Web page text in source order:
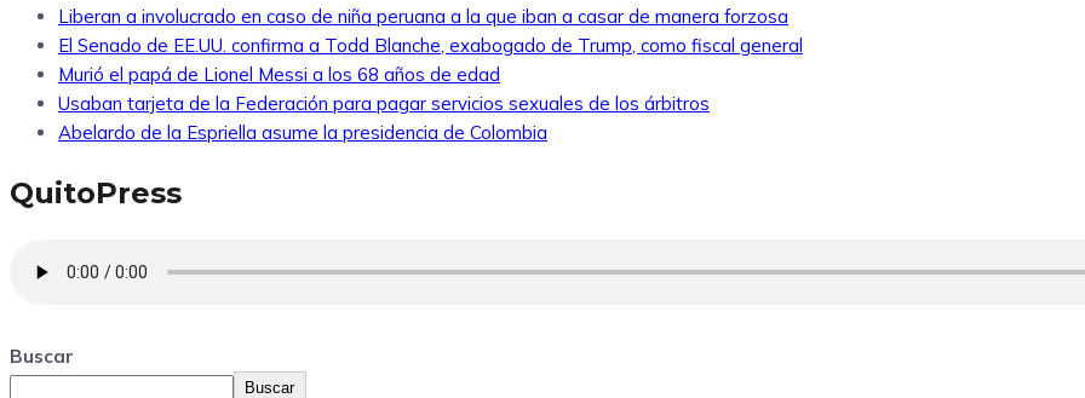
Liberan a involucrado en caso de niña peruana a la que iban a casar de manera forzosa
El Senado de EE.UU. confirma a Todd Blanche, exabogado de Trump, como fiscal general
Murió el papá de Lionel Messi a los 68 años de edad
Usaban tarjeta de la Federación para pagar servicios sexuales de los árbitros
Abelardo de la Espriella asume la presidencia de Colombia
QuitoPress
Buscar
Buscar